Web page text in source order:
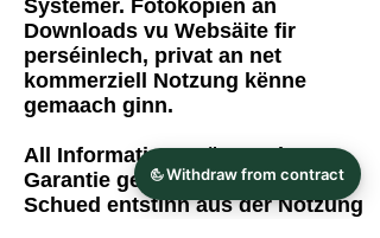
Systemer. Fotokopien an
Downloads vu Websäite fir
perséinlech, privat an net
kommerziell Notzung kënne
gemaach ginn.
All Informatioun gëtt ouni
Garantie geliwwert. D'Haftung fir
Schued entstinn aus der Notzung